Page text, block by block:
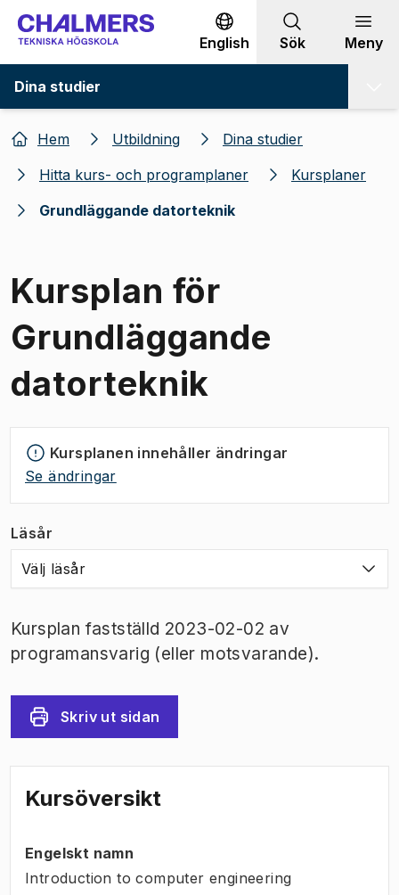
Gå till innehållet
English Sök Meny
Dina studier
Hem Utbildning
Dina studier
Hitta kurs- och programplaner
Kursplaner
Grundläggande datorteknik
Kursplan för
Grundläggande
datorteknik
Kursplanen innehåller ändringar
Se ändringar
Läsår
Välj läsår
Kursplan fastställd 2023-02-02 av
programansvarig (eller motsvarande).
Skriv ut sidan
Kursöversikt
Engelskt namn
Introduction to computer engineering